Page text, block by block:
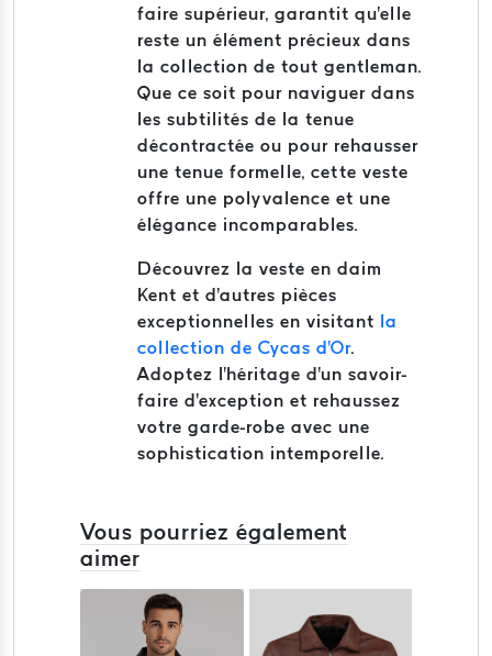
faire supérieur, garantit qu'elle
reste un élément précieux dans
la collection de tout gentleman.
Que ce soit pour naviguer dans
les subtilités de la tenue
décontractée ou pour rehausser
une tenue formelle, cette veste
offre une polyvalence et une
élégance incomparables.
Découvrez la veste en daim
Kent et d'autres pièces
exceptionnelles en visitant la
collection de Cycas d'Or.
Adoptez l'héritage d'un savoir-
faire d'exception et rehaussez
votre garde-robe avec une
sophistication intemporelle.
Vous pourriez également
aimer